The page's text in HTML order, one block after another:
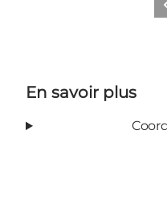
En savoir plus